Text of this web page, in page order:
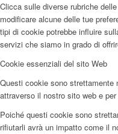
Clicca sulle diverse rubriche
modificare alcune delle tue
tipi di cookie potrebbe influire
servizi che siamo in grado di
Cookie essenziali del sito Web
Questi cookie sono
attraverso il nostro sito web e
Poiché questi cookie sono
rifiutarli avrà un impatto come il